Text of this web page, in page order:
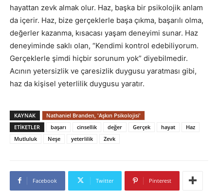
hayattan zevk almak olur. Haz, başka bir psikolojik anlam
da içerir. Haz, bize gerçeklerle başa çıkma, başarılı olma,
değerler kazanma, kısacası yaşam deneyimi sunar. Haz
deneyiminde saklı olan, “Kendimi kontrol edebiliyorum.
Gerçeklerle şimdi hiçbir sorunum yok” diyebilmedir.
Acının yetersizlik ve çaresizlik duygusu yaratması gibi,
haz da kişisel yeterlilik duygusu yaratır.
KAYNAK
Nathaniel Branden, 'Aşkın Psikolojisi'
ETIKETLER
başarı cinsellik değer Gerçek hayat
Haz
Mutluluk
Neşe yeterlilik Zevk
Facebook Twitter Pinterest